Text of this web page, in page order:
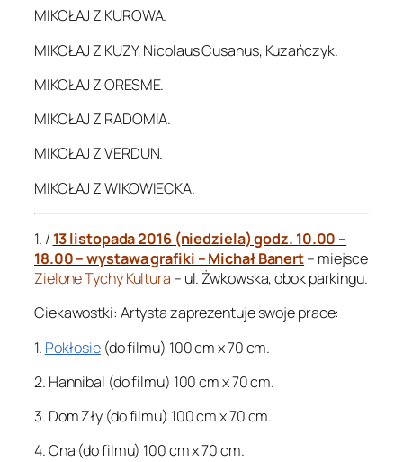
MIKOŁAJ Z KUROWA.
MIKOŁAJ Z KUZY, Nicolaus Cusanus, Kuzańczyk.
MIKOŁAJ Z ORESME.
MIKOŁAJ Z RADOMIA.
MIKOŁAJ Z VERDUN.
MIKOŁAJ Z WIKOWIECKA.
1. / 13 listopada 2016 (niedziela) godz. 10.00 –
18.00 – wystawa grafiki – Michał Banert– miejsce
Zielone Tychy Kultura – ul. Żwkowska, obok parkingu.
Ciekawostki: Artysta zaprezentuje swoje prace:
1. Pokłosie(do filmu) 100 cm x 70 cm.
2. Hannibal (do filmu) 100 cm x 70 cm.
3. Dom Zły (do filmu) 100 cm x 70 cm.
4. Ona (do filmu) 100 cm x 70 cm.